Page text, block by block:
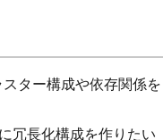
ター構成や依存関係を
冗長化構成を作りたい